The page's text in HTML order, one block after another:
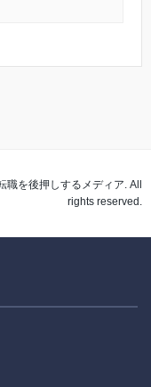
を後押しするメディア. All
rights reserved.